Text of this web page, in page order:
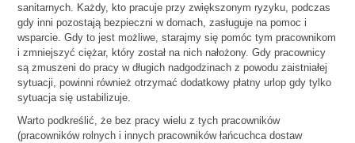
sanitarnych. Każdy, kto pracuje przy zwiększonym ryzyku, podczas
gdy inni pozostają bezpieczni w domach, zasługuje na pomoc i
wsparcie. Gdy to jest możliwe, starajmy się pomóc tym pracownikom
i zmniejszyć ciężar, który został na nich nałożony. Gdy pracownicy
są zmuszeni do pracy w długich nadgodzinach z powodu zaistniałej
sytuacji, powinni również otrzymać dodatkowy płatny urlop gdy tylko
sytuacja się ustabilizuje.
Warto podkreślić, że bez pracy wielu z tych pracowników
(pracowników rolnych i innych pracowników łańcuchca dostaw